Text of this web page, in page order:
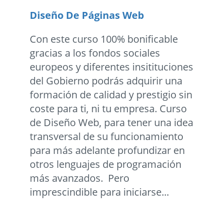
Diseño De Páginas Web
Con este curso 100% bonificable
gracias a los fondos sociales
europeos y diferentes insitituciones
del Gobierno podrás adquirir una
formación de calidad y prestigio sin
coste para ti, ni tu empresa. Curso
de Diseño Web, para tener una idea
transversal de su funcionamiento
para más adelante profundizar en
otros lenguajes de programación
más avanzados. Pero
imprescindible para iniciarse...